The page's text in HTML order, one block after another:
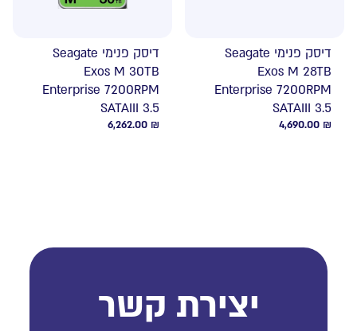
דיסק פנימי Seagate
Exos M 28TB
Enterprise 7200RPM
SATAIII 3.5
4,690.00 ₪
דיסק פנימי Seagate
Exos M 30TB
Enterprise 7200RPM
SATAIII 3.5
6,262.00 ₪
יצירת קשר